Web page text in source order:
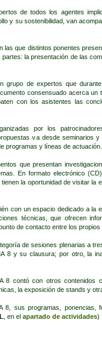
de todos los agentes
y su sostenibilidad, van
las que distintos ponentes
la presentación de las
grupo de expertos que
consensuado acerca un
con los asistentes las
por los
va desde seminarios y
programas y líneas de actuación.
que presentan
En formato electrónico
la oportunidad de visitar la
con un espacio dedicado a la
técnicas, que ofrecen
de contacto entre los propios
de sesiones plenarias a
8 y su clausura; por otro, la
8 contó con otros contenidos
la exposición de stands y
8, sus programas, ponencias,
, en el apartado de actividades)